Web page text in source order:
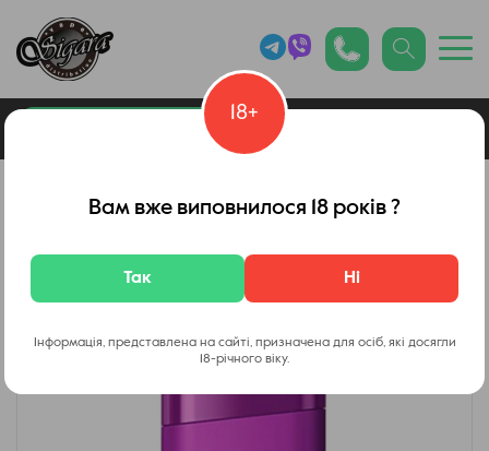
Каталог товарів
18+
Вам вже виповнилося 18 років ?
Так Ні
Інформація, представлена на сайті, призначена для осіб, які досягли
18-річного віку.